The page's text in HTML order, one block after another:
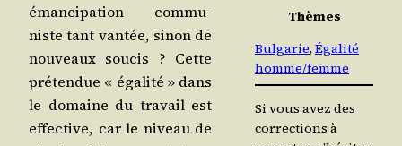
éman­ci­pa­tion com­mu­
niste tant van­tée, sinon de
nou­veaux sou­cis ? Cette
pré­ten­due « éga­li­té » dans
le domaine du tra­vail est
effec­tive, car le niveau de
Thèmes
Bulgarie, Égalité
homme/femme
Si vous avez des
corrections à